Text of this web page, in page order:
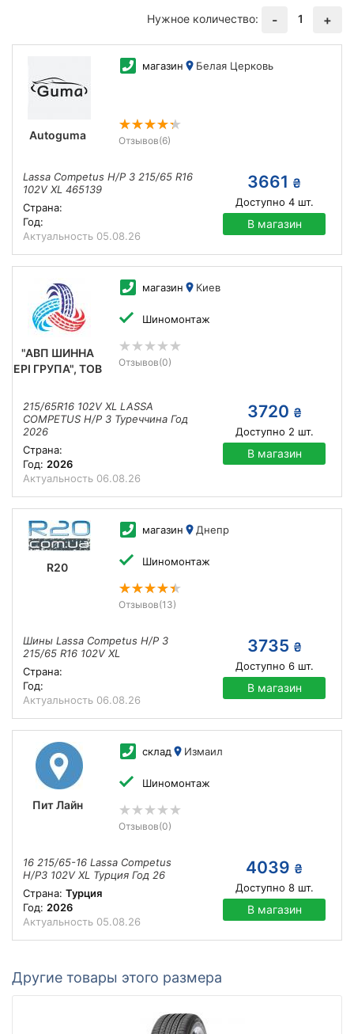
Нужное количество:
- 1 +
Autoguma
магазин Белая Церковь
Отзывов(6)
Lassa Competus H/P 3 215/65 R16
102V XL 465139
Страна:
Год:
Актуальность 05.08.26
3661 ₴
Доступно 4шт.
В магазин
"АВП ШИННА
ЕРІ ГРУПА", ТОВ
магазин Киев
Шиномонтаж
Отзывов(0)
215/65R16 102V XL LASSA
COMPETUS H/P 3 Туреччина Год
2026
Страна:
Год: 2026
Актуальность 06.08.26
3720 ₴
Доступно 2 шт.
В магазин
R20
магазин Днепр
Шиномонтаж
Отзывов(13)
Шины Lassa Competus H/P 3
215/65 R16 102V XL
Страна:
Год:
Актуальность 06.08.26
3735 ₴
Доступно 6шт.
В магазин
Пит Лайн
склад Измаил
Шиномонтаж
Отзывов(0)
16 215/65-16 Lassa Competus
H/P3 102V XL Турция Год 26
Страна: Турция
Год: 2026
Актуальность 05.08.26
4039 ₴
Доступно 8шт.
В магазин
Другие товары этого размера